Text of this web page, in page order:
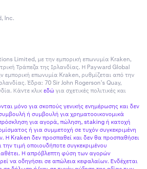
Inc.
Limited, με την εμπορική επωνυμία Kraken,
Τράπεζα της Ιρλανδίας. Η Payward Global
εμπορική επωνυμία Kraken, ρυθμίζεται από την
Έδρα: 70 Sir John Rogerson’s Quay,
Κάντε κλικεδώγια σχετικές πολιτικές και
μόνο για σκοπούς γενικής ενημέρωσης και δεν
ή συμβουλή για χρηματοοικονομικά
για αγορά, πώληση, staking ή κατοχή
ή για συμμετοχή σε τυχόν συγκεκριμένη
Η Kraken δεν προσπαθεί και δεν θα προσπαθήσει
τιμή οποιουδήποτε συγκεκριμένου
Η απρόβλεπτη φύση των αγορών
να οδηγήσει σε απώλεια κεφαλαίων. Ενδέχεται